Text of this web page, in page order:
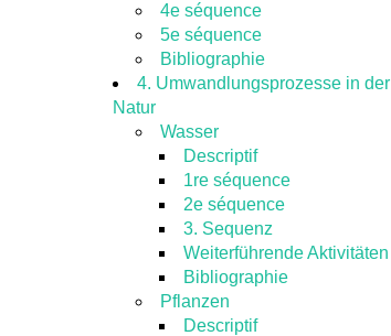
4e séquence
5e séquence
Bibliographie
4. Umwandlungsprozesse in der
Natur
Wasser
Descriptif
1re séquence
2e séquence
3. Sequenz
Weiterführende Aktivitäten
Bibliographie
Pflanzen
Descriptif